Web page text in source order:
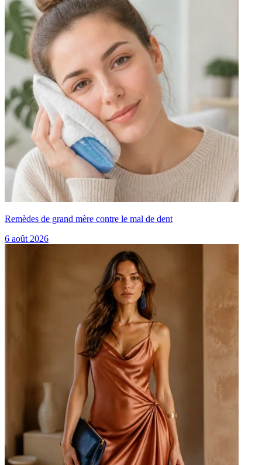
Remèdes de grand mère contre le mal de dent
6 août 2026